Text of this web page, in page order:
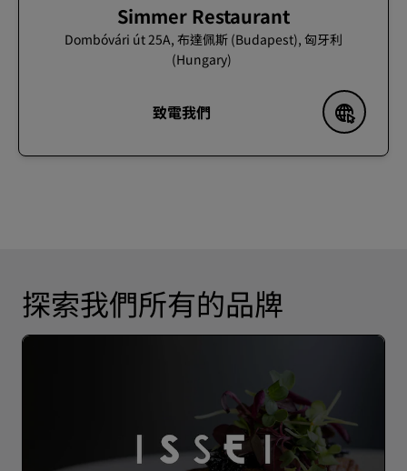
Simmer Restaurant
Dombóvári út 25A, 布達佩斯 (Budapest), 匈牙利
(Hungary)
致電我們
探索我們所有的品牌